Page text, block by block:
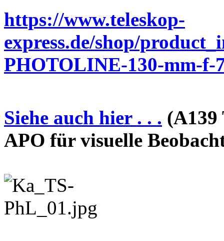
https://www.teleskop-
express.de/shop/
PHOTOLINE-130-mm-f-
Siehe auch hier . . . (A139
APO für visuelle